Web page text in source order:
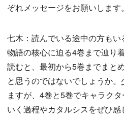
ぞれメッセージをお願いします。
七木：読んでいる途中の方も
物語の核心に迫る4巻まで辿り
読むと、最初から5巻までまと
と思うのではないでしょうか
ますが、4巻と5巻でキャラク
いく過程やカタルシスをぜひ感